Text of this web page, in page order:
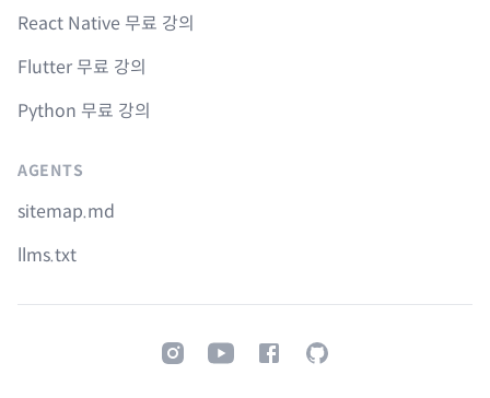
React Native 무료 강의
Flutter 무료 강의
Python 무료 강의
AGENTS
sitemap.md
llms.txt
InstagramYoutubeFacebookGitHub